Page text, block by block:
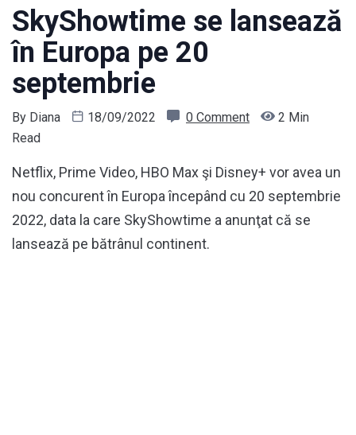
SkyShowtime se lansează
în Europa pe 20
septembrie
By Diana 18/09/2022 0 Comment
2 Min
Read
Netflix, Prime Video, HBO Max şi Disney+ vor avea un
nou concurent în Europa începând cu 20 septembrie
2022, data la care SkyShowtime a anunţat că se
lansează pe bătrânul continent.